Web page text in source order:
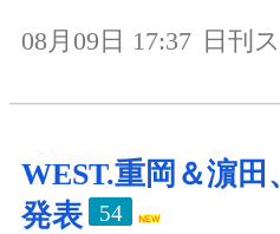
08月09日 17:37 日刊
WEST.重岡＆濵
発表
54